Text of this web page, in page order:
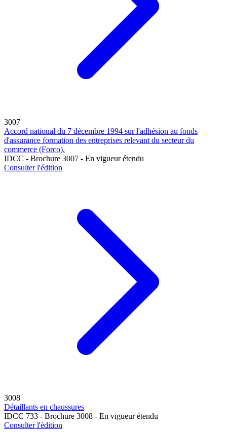
3007
Accord national du 7 décembre 1994 sur l'adhésion au fonds
d'assurance formation des entreprises relevant du secteur du
commerce (Forco).
IDCC - Brochure 3007 - En vigueur étendu
Consulter l'édition
3008
Détaillants en chaussures
IDCC 733 - Brochure 3008 - En vigueur étendu
Consulter l'édition